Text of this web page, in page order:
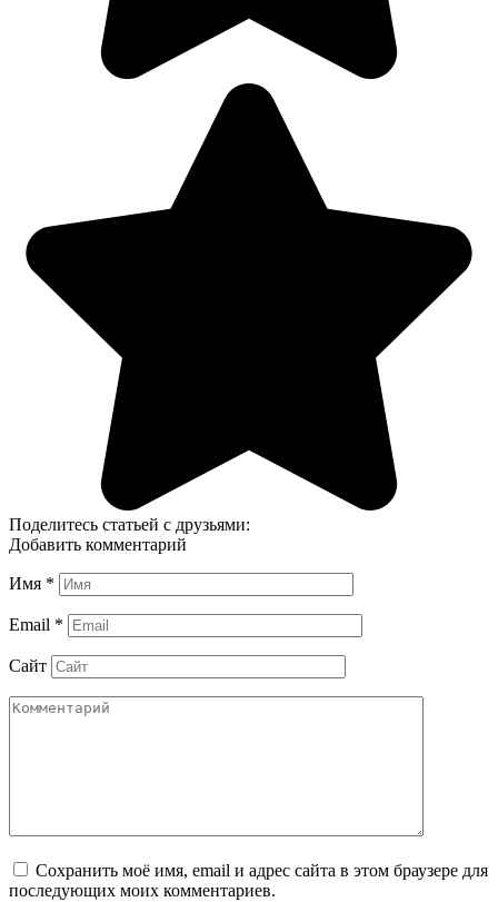
Поделитесь статьей с друзьями:
Добавить комментарий
Имя *
Email *
Сайт
Сохранить моё имя, email и адрес сайта в этом браузере для
последующих моих комментариев.